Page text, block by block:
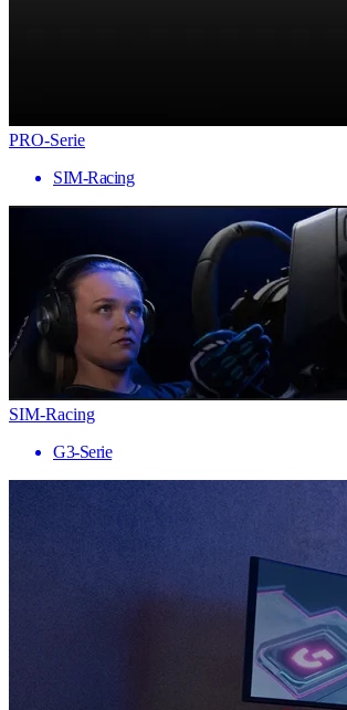
PRO-Serie
SIM-Racing
SIM-Racing
G3-Serie